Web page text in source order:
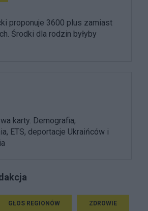
proponuje 3600 plus zamiast
Środki dla rodzin byłyby
karty. Demografia,
ETS, deportacje Ukraińców i
GŁOS REGIONÓW ZDROWIE